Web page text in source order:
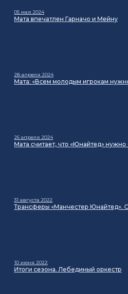
05 мая 2024
Мата впечатлен Гарначо и Мейну
28 апреля 2024
Мата: «Всем молодым игрокам
26 апреля 2024
Мата считает, что «Юнайтед»
31 августа 2022
Трансферы «Манчестер Юнайтед».
10 июня 2022
Итоги сезона. Лебединый оркестр